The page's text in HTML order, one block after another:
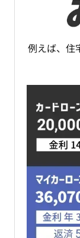
例えば、住